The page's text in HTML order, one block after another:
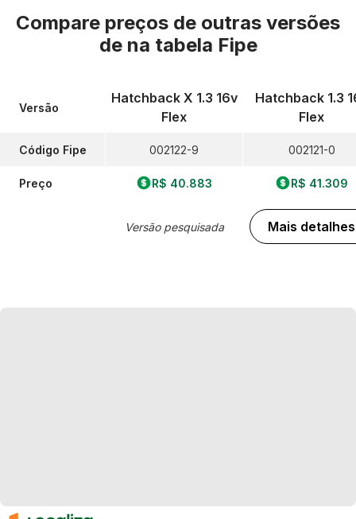
Compare preços de outras versões
de na tabela Fipe
Versão
Código Fipe
Preço
Hatchback X 1.3 16v
Flex
002122-9
R$ 40.883
Versão pesquisada
Hatchback 1.3
Flex
002121-0
R$ 41.309
Mais detalhes